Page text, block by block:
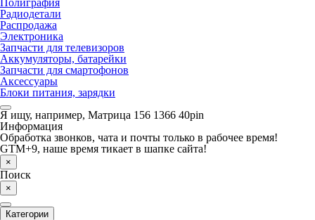
Полиграфия
Радиодетали
Распродажа
Электроника
Запчасти для телевизоров
Аккумуляторы, батарейки
Запчасти для смартофонов
Аксессуары
Блоки питания, зарядки
Я ищу, например, Матрица 156 1366 40pin
Информация
Обработка звонков, чата и почты только в рабочее время!
GTM+9, наше время тикает в шапке сайта!
×
Поиск
×
Категории